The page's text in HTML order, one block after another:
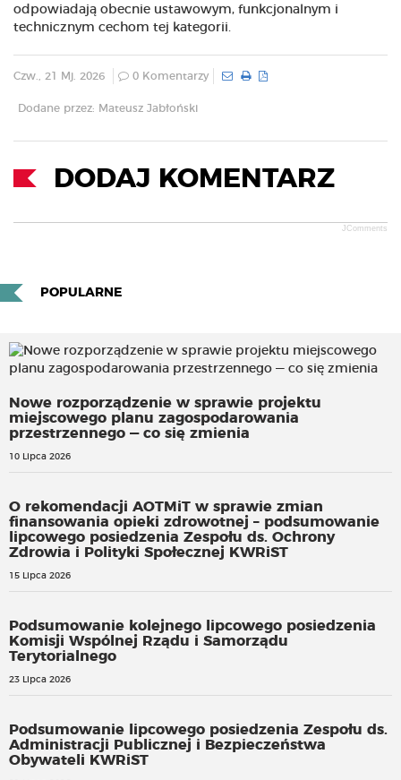
odpowiadają obecnie ustawowym, funkcjonalnym i
technicznym cechom tej kategorii.
Czw., 21 Mj. 2026 0 Komentarzy
Dodane przez: Mateusz Jabłoński
DODAJ KOMENTARZ
JComments
POPULARNE
Nowe rozporządzenie w sprawie projektu
miejscowego planu zagospodarowania
przestrzennego — co się zmienia
10 Lipca 2026
O rekomendacji AOTMiT w sprawie zmian
finansowania opieki zdrowotnej – podsumowanie
lipcowego posiedzenia Zespołu ds. Ochrony
Zdrowia i Polityki Społecznej KWRiST
15 Lipca 2026
Podsumowanie kolejnego lipcowego posiedzenia
Komisji Wspólnej Rządu i Samorządu
Terytorialnego
23 Lipca 2026
Podsumowanie lipcowego posiedzenia Zespołu ds.
Administracji Publicznej i Bezpieczeństwa
Obywateli KWRiST